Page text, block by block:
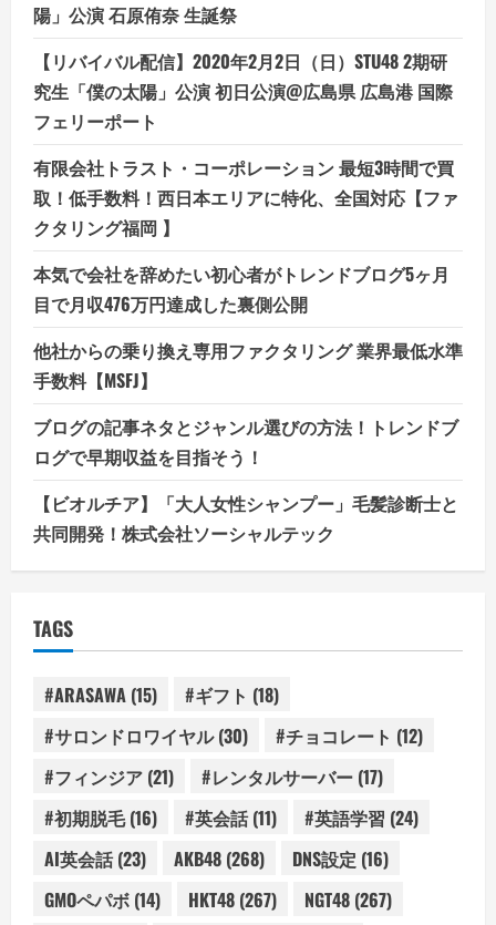
陽」公演 石原侑奈 生誕祭
【リバイバル配信】2020年2月2日（日）STU48 2期研
究生「僕の太陽」公演 初日公演@広島県 広島港 国際
フェリーポート
有限会社トラスト・コーポレーション 最短3時間で買
取！低手数料！西日本エリアに特化、全国対応【ファ
クタリング福岡 】
本気で会社を辞めたい初心者がトレンドブログ5ヶ月
目で月収476万円達成した裏側公開
他社からの乗り換え専用ファクタリング 業界最低水準
手数料【MSFJ】
ブログの記事ネタとジャンル選びの方法！トレンドブ
ログで早期収益を目指そう！
【ビオルチア】「大人女性シャンプー」毛髪診断士と
共同開発！株式会社ソーシャルテック
TAGS
#ARASAWA (15) #ギフト (18)
#サロンドロワイヤル(30) #チョコレート (12)
#フィンジア (21) #レンタルサーバー (17)
#初期脱毛(16) #英会話(11) #英語学習 (24)
AI英会話(23) AKB48 (268) DNS設定 (16)
GMOペパボ (14) HKT48 (267) NGT48 (267)